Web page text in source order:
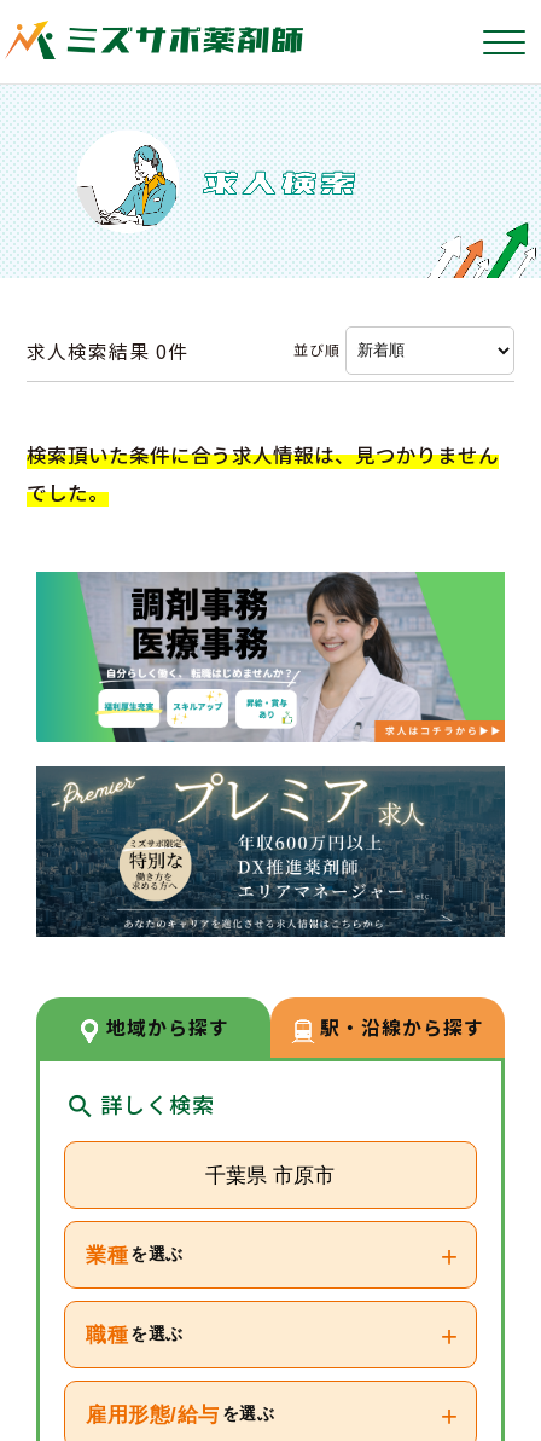
求人検索結果0件 並び順
検索頂いた条件に合う求人情報は、見つかりません
でした。
地域から探す 駅・沿線から探す
詳しく検索
千葉県 市原市
業種 を選ぶ +
職種 を選ぶ +
雇用形態/給与 を選ぶ +